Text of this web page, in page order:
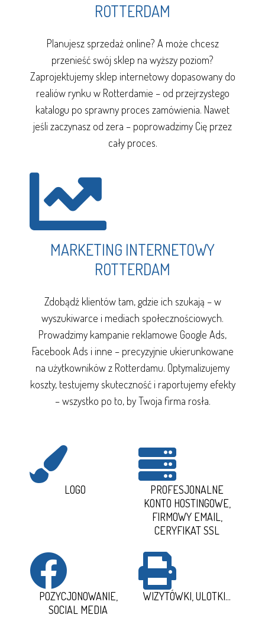
ROTTERDAM
Planujesz sprzedaż online? A może chcesz
przenieść swój sklep na wyższy poziom?
Zaprojektujemy sklep internetowy dopasowany do
realiów rynku w Rotterdamie – od przejrzystego
katalogu po sprawny proces zamówienia. Nawet
jeśli zaczynasz od zera – poprowadzimy Cię przez
cały proces.
MARKETING INTERNETOWY
ROTTERDAM
Zdobądź klientów tam, gdzie ich szukają – w
wyszukiwarce i mediach społecznościowych.
Prowadzimy kampanie reklamowe Google Ads,
Facebook Ads i inne – precyzyjnie ukierunkowane
na użytkowników z Rotterdamu. Optymalizujemy
koszty, testujemy skuteczność i raportujemy efekty
– wszystko po to, by Twoja firma rosła.
LOGO
PROFESJONALNE
KONTO HOSTINGOWE,
FIRMOWY EMAIL,
CERYFIKAT SSL
POZYCJONOWANIE,
SOCIAL MEDIA
WIZYTÓWKI, ULOTKI...